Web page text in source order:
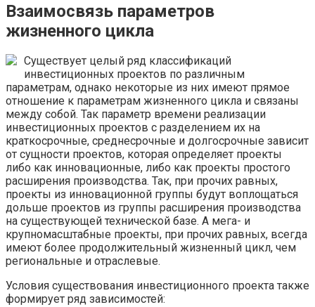
Взаимосвязь параметров
жизненного цикла
Существует целый ряд классификаций
инвестиционных проектов по различным
параметрам, однако некоторые из них имеют прямое
отношение к параметрам жизненного цикла и связаны
между собой. Так параметр времени реализации
инвестиционных проектов с разделением их на
краткосрочные, среднесрочные и долгосрочные зависит
от сущности проектов, которая определяет проекты
либо как инновационные, либо как проекты простого
расширения производства. Так, при прочих равных,
проекты из инновационной группы будут воплощаться
дольше проектов из группы расширения производства
на существующей технической базе. А мега- и
крупномасштабные проекты, при прочих равных, всегда
имеют более продолжительный жизненный цикл, чем
региональные и отраслевые.
Условия существования инвестиционного проекта также
формирует ряд зависимостей: